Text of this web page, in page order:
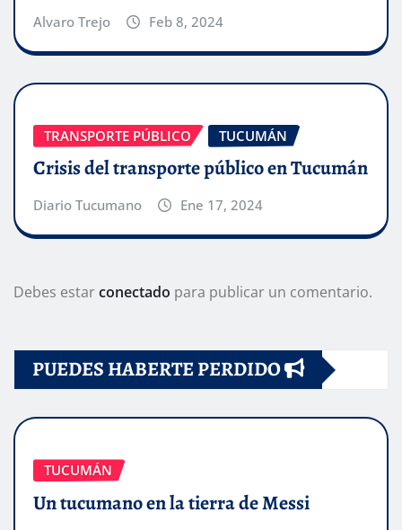
Alvaro Trejo Feb 8, 2024
TRANSPORTE PÚBLICO TUCUMÁN
Crisis del transporte público en Tucumán
Diario Tucumano Ene 17, 2024
Debes estarconectado para publicar un comentario.
PUEDES HABERTE PERDIDO
TUCUMÁN
Un tucumano en la tierra de Messi